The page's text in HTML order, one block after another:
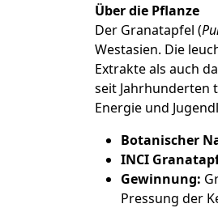
Über die Pflanze
Der Granatapfel (
Westasien. Die
Extrakte als auch
seit Jahrhunderten
Energie und
Botanischer
INCI
Gewinnung:
Pressung der